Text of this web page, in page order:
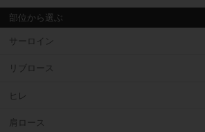
部位から選ぶ
サーロイン
リブロース
ヒレ
肩ロース